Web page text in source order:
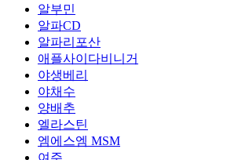
알부민
알파CD
알파리포산
애플사이다비니거
야생베리
야채수
양배추
엘라스틴
엠에스엠 MSM
여주